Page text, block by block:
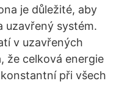
je důležité, aby
uzavřený systém.
v uzavřených
že celková energie
při všech